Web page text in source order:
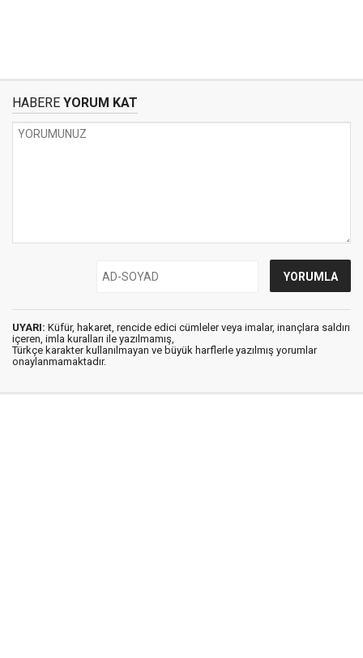
HABERE YORUM KAT
UYARI: Küfür, hakaret, rencide edici cümleler veya imalar, inançlara saldırı
içeren, imla kuralları ile yazılmamış,
Türkçe karakter kullanılmayan ve büyük harflerle yazılmış yorumlar
onaylanmamaktadır.